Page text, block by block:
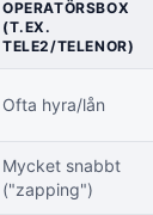
OPERATÖRSBOX
(T.EX.
TELE2/TELENOR)
Ofta hyra/lån
Mycket snabbt
("zapping")